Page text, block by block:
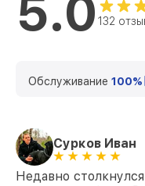
5.0 132
Обслуживание 100%
Сурков Иван
Недавно